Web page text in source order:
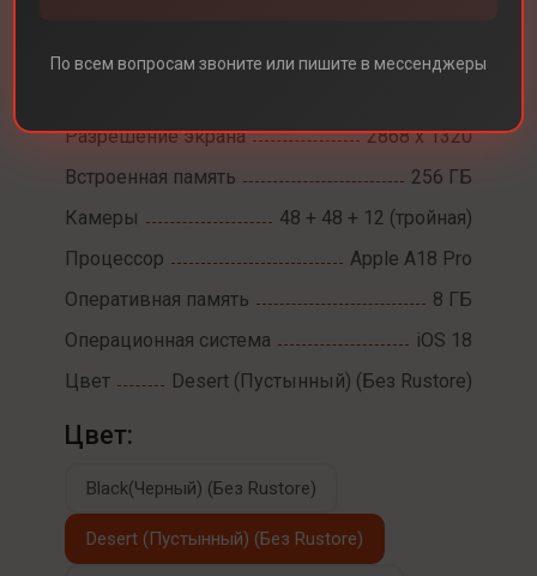
Разрешение экрана
2868 х 1320
Встроенная память
256 ГБ
Камеры
48 + 48 + 12 (тройная)
Процессор
Apple A18 Pro
Оперативная память
8 ГБ
Операционная система
iOS 18
Цвет
Desert (Пустынный) (Без Rustore)
Цвет:
Black(Черный) (Без Rustore)
Desert (Пустынный) (Без Rustore)
По всем вопросам звоните или пишите в мессенджеры